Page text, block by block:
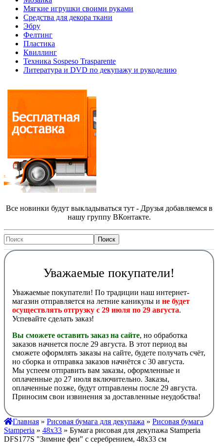
Мягкие игрушки своими руками
Средства для декора ткани
Эбру
Фелтинг
Пластика
Квиллинг
Техника Sospeso Trasparente
Литература и DVD по декупажу и рукоделию
Все новинки будут выкладываться тут - Друзья добавляемся в
нашу группу ВКонтакте.
Уважаемые покупатели!
Уважаемые покупатели! По традиции наш интернет-
магазин отправляется на летние каникулы и не будет
осуществлять отгрузку с 29 июля по 29 августа.
Успевайте сделать заказ!
Вы сможете оставить заказ на сайте, но обработка
заказов начнется после 29 августа. В этот период вы
сможете оформлять заказы на сайте, будете получать счёт,
но сборка и отправка заказов начнётся с 30 августа.
Мы успеем отправить вам заказы, оформленные и
оплаченные до 27 июля включительно. Заказы,
оплаченные позже, будут отправлены после 29 августа.
Приносим свои извинения за доставленные неудобства!
Главная » Рисовая бумага для декупажа » Рисовая бумага
Stamperia » 48х33 » Бумага рисовая для декупажа Stamperia
DFS177S "Зимние феи" с серебрением, 48х33 см